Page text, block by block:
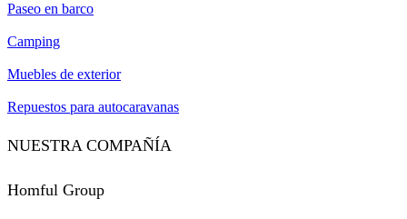
Paseo en barco
Camping
Muebles de exterior
Repuestos para autocaravanas
NUESTRA COMPAÑÍA
Homful Group